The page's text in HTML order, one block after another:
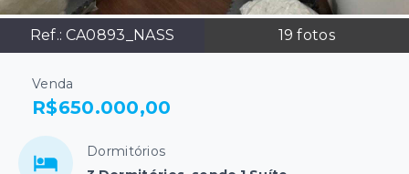
Ref.: CA0893_NASS 19 fotos
Venda
R$650.000,00
Dormitórios